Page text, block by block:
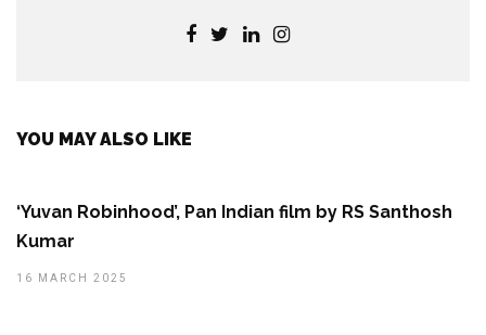
YOU MAY ALSO LIKE
‘Yuvan Robinhood’, Pan Indian film by RS Santhosh
Kumar
16 MARCH 2025